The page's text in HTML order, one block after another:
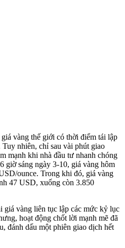
vàng thế giới có thời điểm tái lập
nhiên, chỉ sau vài phút giao
mạnh khi nhà đầu tư nhanh chóng
giờ sáng ngày 3-10, giá vàng hôm
ounce. Trong khi đó, giá vàng
47 USD, xuống còn 3.850
giá vàng liên tục lập các mức kỷ lục
hoạt động chốt lời mạnh mẽ đã
đánh dấu một phiên giao dịch hết